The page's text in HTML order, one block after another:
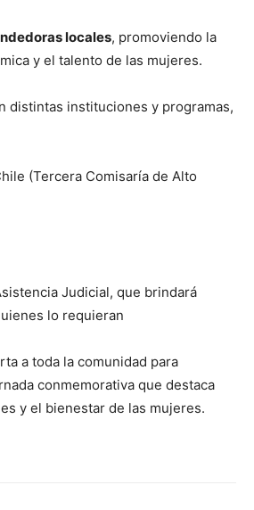
locales, promoviendo la
y el talento de las mujeres.
distintas instituciones y programas,
(Tercera Comisaría de Alto
Judicial, que brindará
lo requieran
a toda la comunidad para
conmemorativa que destaca
y el bienestar de las mujeres.